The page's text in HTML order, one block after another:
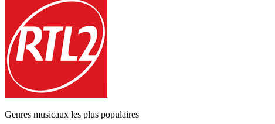
Genres musicaux les plus populaires